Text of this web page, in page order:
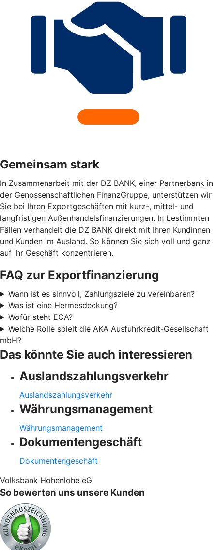
Gemeinsam stark
In Zusammenarbeit mit der DZ BANK, einer Partnerbank in
der Genossenschaftlichen FinanzGruppe, unterstützen wir
Sie bei Ihren Exportgeschäften mit kurz-, mittel- und
langfristigen Außenhandelsfinanzierungen. In bestimmten
Fällen verhandelt die DZ BANK direkt mit Ihren Kundinnen
und Kunden im Ausland. So können Sie sich voll und ganz
auf Ihr Geschäft konzentrieren.
FAQ zur Exportfinanzierung
Wann ist es sinnvoll, Zahlungsziele zu vereinbaren?
Was ist eine Hermesdeckung?
Wofür steht ECA?
Welche Rolle spielt die AKA Ausfuhrkredit-Gesellschaft
mbH?
Das könnte Sie auch interessieren
Auslandszahlungsverkehr
Auslandszahlungsverkehr
Währungsmanagement
Währungsmanagement
Dokumentengeschäft
Dokumentengeschäft
Volksbank Hohenlohe eG
So bewerten uns unsere Kunden